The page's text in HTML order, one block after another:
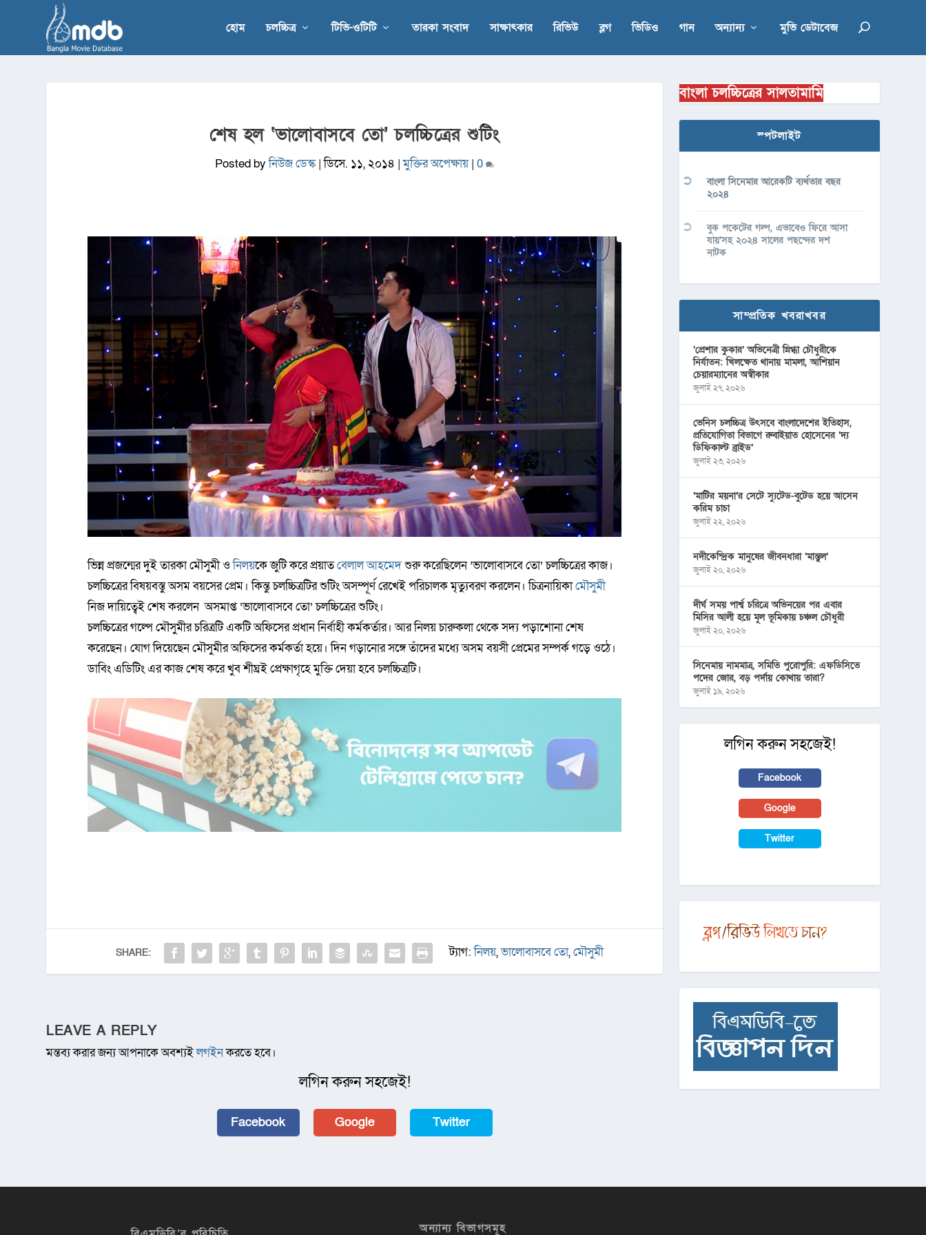
হোম চলচ্চিত্র টিভি-ওটিটি তারকা সংবাদ সাক্ষাৎকার রিভিউ ব্লগ ভিডিও গান অন্যান্য মুভি ডেটাবেজ
শেষ হল ‘ভালোবাসবে তো’ চলচ্চিত্রের শুটিং
Posted byনিউজ ডেস্ক|ডিসে. ১১, ২০১৪ |মুক্তির অপেক্ষায়|0
ভিন্ন প্রজন্মের দু্ই তারকা মৌসুমী ওনিলয়কে জুটি করে প্রয়াতবেলাল আহমেদশুরু করেছিলেন ‌’ভালোবাসবে তো’ চলচ্চিত্রের কাজ।
চলচ্চিত্রের বিষয়বস্তু অসম বয়সের প্রেম। কিন্তু চলচ্চিত্রটির শুটিং অসম্পূর্ণরেখেই পরিচালক মৃত্যুবরণ করলেন। চিত্রনায়িকামৌসুমী
নিজ দায়িত্বেই শেষ করলেন অসমাপ্ত ‘ভালোবাসবে তো’ চলচ্চিত্রের শুটিং।
চলচ্চিত্রের গল্পে মৌসুমীর চরিত্রটি একটি অফিসের প্রধান নির্বাহী কর্মকর্তার। আর নিলয় চারুকলা থেকে সদ্য পড়াশোনা শেষ
করেছেন। যোগ দিয়েছেন মৌসুমীর অফিসের কর্মকর্তা হয়ে। দিন গড়ানোর সঙ্গে তাঁদের মধ্যে অসম বয়সী প্রেমের সম্পর্ক গড়ে ওঠে।
ডাবিং এডিটিং এর কাজ শেষ করে খুব শীঘ্রই প্রেক্ষাগৃহে মুক্তি দেয়া হবে চলচ্চিত্রটি।
SHARE: ট্যাগ:নিলয়,ভালোবাসবে তো,মৌসুমী
LEAVE A REPLY
মন্তব্য করার জন্য আপনাকে অবশ্যইলগইনকরতে হবে।
লগিন করুন সহজেই!
Facebook Google Twitter
বাংলা চলচ্চিত্রের সালতামামি
স্পটলাইট
বাংলা সিনেমার আরেকটি ব্যর্থতার বছর
২০২৪
বুক পকেটের গল্প, এভাবেও ফিরে আসা
যায়’সহ ২০২৪ সালের পছন্দের দশ
নাটক
সাম্প্রতিক খবরাখবর
‘প্রেশার কুকার’ অভিনেত্রী স্নিগ্ধা চৌধুরীকে
নির্যাতন: খিলক্ষেত থানায় মামলা, আশিয়ান
চেয়ারম্যানের অস্বীকার
জুলাই ২৭, ২০২৬
ভেনিস চলচ্চিত্র উৎসবে বাংলাদেশের ইতিহাস,
প্রতিযোগিতা বিভাগে রুবাইয়াত হোসেনের ‘দ্য
ডিফিকাল্ট ব্রাইড’
জুলাই ২৩, ২০২৬
‘মাটির ময়না’র সেটে স্যুটেড-বুটেড হয়ে আসেন
করিম চাচা
জুলাই ২২, ২০২৬
নদীকেন্দ্রিক মানুষের জীবনধারা ‘মাস্তুল’
জুলাই ২০, ২০২৬
দীর্ঘ সময় পার্শ্ব চরিত্রে অভিনয়ের পর এবার
মিসির আলী হয়ে মূল ভূমিকায় চঞ্চল চৌধুরী
জুলাই ২০, ২০২৬
সিনেমায় নামমাত্র, সমিতি পুরোপুরি: এফডিসিতে
পদের জোর, বড় পর্দায় কোথায় তারা?
জুলাই ১৯, ২০২৬
লগিন করুন সহজেই!
Facebook
Google
Twitter
অন্যান্য বিভাগসমূহ